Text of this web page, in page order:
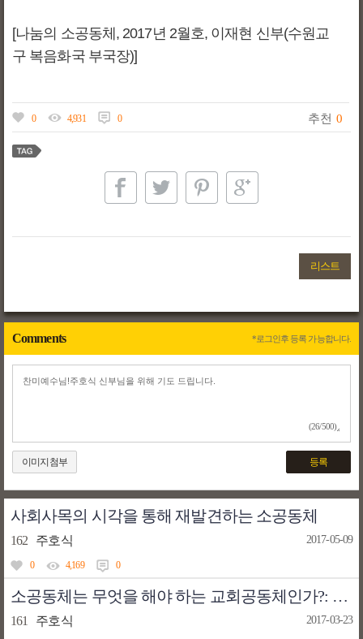
[나눔의 소공동체, 2017년 2월호, 이재현 신부(수원교
구 복음화국 부국장)]
0 4,931 0 추천 0
리스트
Comments *로그인후 등록 가능합니다.
(26/500)
이미지첨부 등록
사회사목의 시각을 통해 재발견하는 소공동체
162 주호식 2017-05-09
0 4,169 0
소공동체는 무엇을 해야 하는 교회공동체인가?: 청소년 사목의 시각을 통해 재발견하는 소공동체
161 주호식 2017-03-23